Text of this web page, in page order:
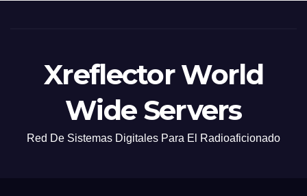
Xreflector World
Wide Servers
Red De Sistemas Digitales Para El Radioaficionado